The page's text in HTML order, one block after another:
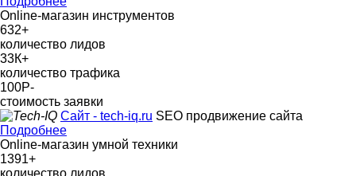
Online-магазин инструментов
632+
количество лидов
33К+
количество трафика
100Р-
стоимость заявки
Сайт - tech-iq.ru SEO продвижение сайта
Подробнее
Online-магазин умной техники
1391+
количество лидов